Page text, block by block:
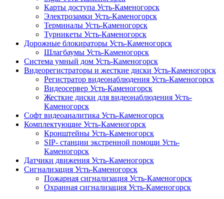
Карты доступа Усть-Каменогорск
Электрозамки Усть-Каменогорск
Терминалы Усть-Каменогорск
Турникеты Усть-Каменогорск
Дорожные блокираторы Усть-Каменогорск
Шлагбаумы Усть-Каменогорск
Система умный дом Усть-Каменогорск
Видеорегистраторы и жесткие диски Усть-Каменогорск
Регистратор видеонаблюдения Усть-Каменогорск
Видеосервер Усть-Каменогорск
Жесткие диски для видеонаблюдения Усть-
Каменогорск
Софт видеоаналитика Усть-Каменогорск
Комплектующие Усть-Каменогорск
Кронштейны Усть-Каменогорск
SIP- станции экстренной помощи Усть-
Каменогорск
Датчики движения Усть-Каменогорск
Сигнализация Усть-Каменогорск
Пожарная сигнализация Усть-Каменогорск
Охранная сигнализация Усть-Каменогорск